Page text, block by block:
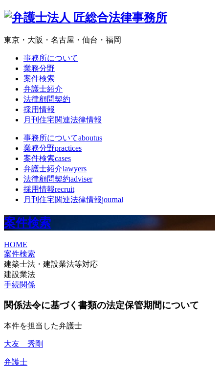
東京・大阪・名古屋・仙台・福岡
事務所について
業務分野
案件検索
弁護士紹介
法律顧問契約
採用情報
月刊住宅関連法律情報
事務所についてaboutus
業務分野practices
案件検索cases
弁護士紹介lawyers
法律顧問契約adviser
採用情報recruit
月刊住宅関連法律情報journal
案件検索
HOME
案件検索
建築士法・建設業法等対応
建設業法
手続関係
関係法令に基づく書類の法定保管期間について
本件を担当した弁護士
大友 秀剛
弁護士